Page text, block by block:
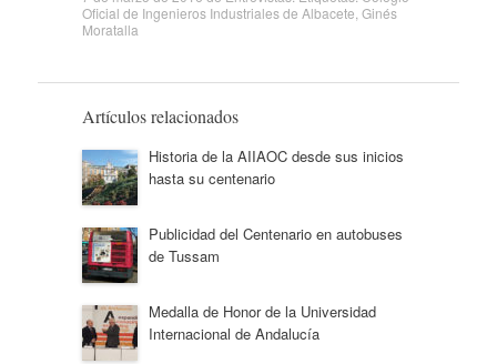
Oficial de Ingenieros Industriales de Albacete Ginés
Moratalla
Artículos relacionados
Historia de la AIIAOC desde sus inicios
hasta su centenario
Publicidad del Centenario en autobuses
de Tussam
Medalla de Honor de la Universidad
Internacional de Andalucía